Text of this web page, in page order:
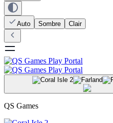
Auto Sombre Clair
QS Games